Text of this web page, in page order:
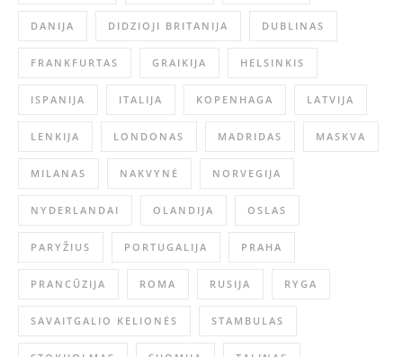
DANIJA DIDZIOJI BRITANIJA DUBLINAS
FRANKFURTAS GRAIKIJA HELSINKIS
ISPANIJA ITALIJA KOPENHAGA LATVIJA
LENKIJA LONDONAS MADRIDAS MASKVA
MILANAS NAKVYNĖ NORVEGIJA
NYDERLANDAI OLANDIJA OSLAS
PARYŽIUS PORTUGALIJA PRAHA
PRANCŪZIJA ROMA RUSIJA RYGA
SAVAITGALIO KELIONĖS STAMBULAS